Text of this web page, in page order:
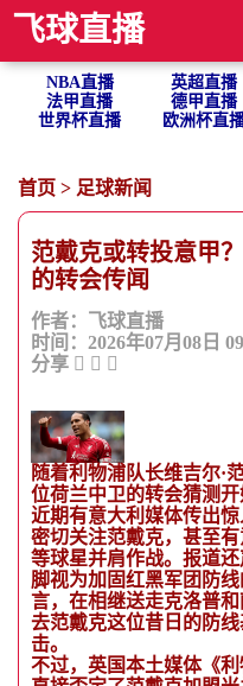
飞球直播
NBA直播 英超直播
法甲直播
德甲直播
世界杯直播
欧洲杯直
首页 > 足球新闻
范戴克或转投意甲
的转会传闻
作者：飞球直播
时间：2026年07月08日
分享
随着利物浦队长维吉尔·
位荷兰中卫的转会猜测开
近期有意大利媒体传出
密切关注范戴克，甚至
等球星并肩作战。报道
脚视为加固红黑军团防
言，在相继送走克洛普
去范戴克这位昔日的防
击。
不过，英国本土媒体《利